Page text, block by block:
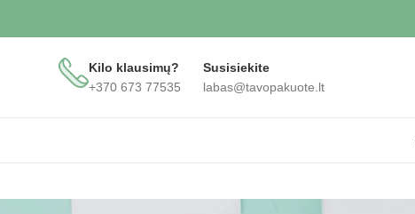
Kilo klausimų?
+370 673 77535
Susisiekite
labas@tavopakuote.lt